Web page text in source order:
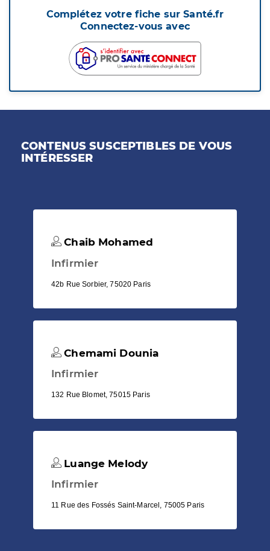
Complétez votre fiche sur Santé.fr
Connectez-vous avec
CONTENUS SUSCEPTIBLES DE VOUS
INTÉRESSER
Chaib Mohamed
Infirmier
42b Rue Sorbier, 75020 Paris
Chemami Dounia
Infirmier
132 Rue Blomet, 75015 Paris
Luange Melody
Infirmier
11 Rue des Fossés Saint-Marcel, 75005 Paris